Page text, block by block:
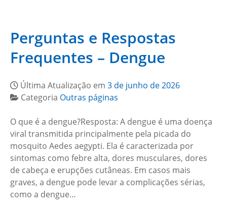
Perguntas e Respostas
Frequentes – Dengue
Última Atualização em 3 de junho de 2026
Categoria Outras páginas
O que é a dengue?Resposta: A dengue é uma doença
viral transmitida principalmente pela picada do
mosquito Aedes aegypti. Ela é caracterizada por
sintomas como febre alta, dores musculares, dores
de cabeça e erupções cutâneas. Em casos mais
graves, a dengue pode levar a complicações sérias,
como a dengue…